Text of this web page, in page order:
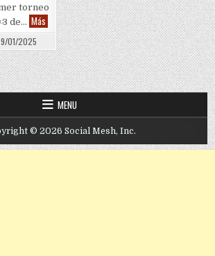
torneo
de… MásClasificadas las primeras ocho universidades
01/2025
MENU
© 2026 Social Mesh, Inc.